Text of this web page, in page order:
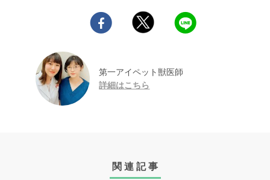
第一アイペット獣医師
詳細はこちら
関連記事